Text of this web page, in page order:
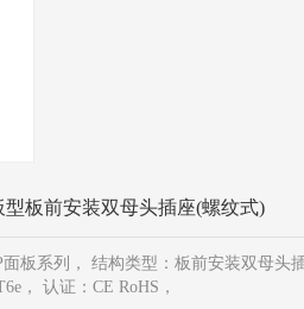
型板前安装双母头插座(螺纹式)
面板系列， 结构类型：板前安装双母头
， 认证：CE RoHS，